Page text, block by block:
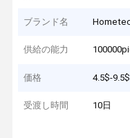
ブランド名
供給の能力
価格 4.5$-9.5$
受渡し時間 10日